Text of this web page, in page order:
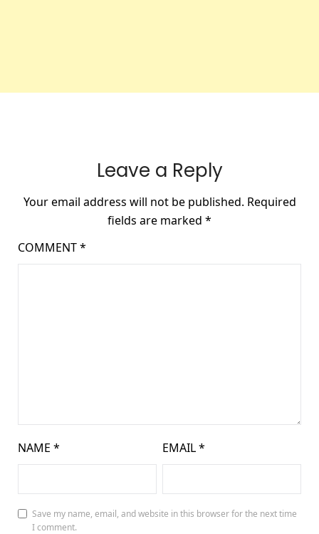
Leave a Reply
Your email address will not be published. Required
fields are marked *
COMMENT*
NAME * EMAIL*
Save my name, email, and website in this browser for the next time
I comment.